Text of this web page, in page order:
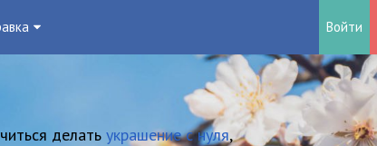
Войти
делать украшение с нуля,